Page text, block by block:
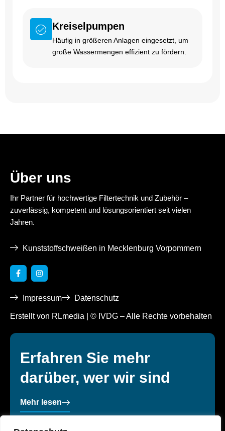
Kreiselpumpen
Häufig in größeren Anlagen eingesetzt, um
große Wassermengen effizient zu fördern.
Über uns
Ihr Partner für hochwertige Filtertechnik und Zubehör –
zuverlässig, kompetent und lösungsorientiert seit vielen
Jahren.
Kunststoffschweißen in Mecklenburg Vorpommern
F
a
c
b
o
k
I
n
s
a
r
a
Impressum Datenschutz
Erstellt von RLmedia | © IVDG – Alle Rechte vorbehalten
Erfahren Sie mehr
darüber, wer wir sind
Mehr lesen